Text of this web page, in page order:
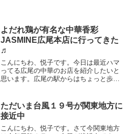
あ最近は本当忙しいです...
よだれ鶏が有名な中華香彩
JASMINE広尾本店に行ってきた
♬
こんにちわ、悦子です。今日は最近ハマ
ってる広尾の中華のお店を紹介したいと
思います。広尾の駅からはちょっと歩く
お店だそうですよー中華香彩JASMINE広
尾本店です。いつも...
ただいま台風１９号が関東地方に
接近中
こんにちわ、悦子です。さて今関東地方